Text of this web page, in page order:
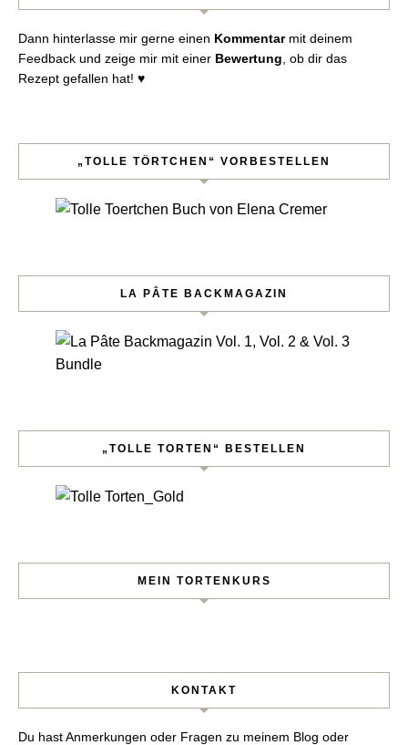
Dann hinterlasse mir gerne einen Kommentarmit deinem
Feedback und zeige mir mit einer Bewertung , ob dir das
Rezept gefallen hat! ♥︎
„TOLLE TÖRTCHEN“ VORBESTELLEN
LA PÂTE BACKMAGAZIN
„TOLLE TORTEN“ BESTELLEN
MEIN TORTENKURS
KONTAKT
Du hast Anmerkungen oder Fragen zu meinem Blog oder